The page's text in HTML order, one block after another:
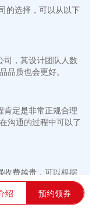
的选择，可以从以下
司，其设计团队人数
品质也会更好。
肯定是非常正规合理
沟通的过程中可以了
收费越贵，可以根据
绍 预约领券